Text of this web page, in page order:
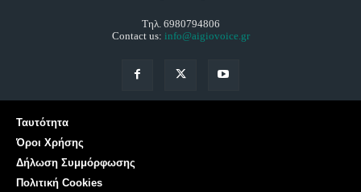
Τηλ. 6980794806
Contact us: info@aigiovoice.gr
Ταυτότητα
Όροι Χρήσης
Δήλωση Συμμόρφωσης
Πολιτική Cookies